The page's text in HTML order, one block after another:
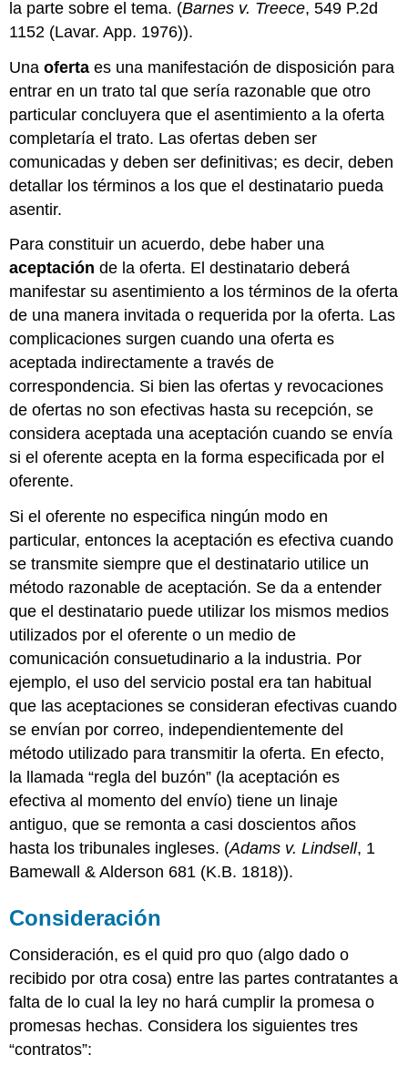
la parte sobre el tema. (Barnes v. Treece, 549 P.2d
1152 (Lavar. App. 1976)).
Unaoferta es una manifestación de disposición para
entrar en un trato tal que sería razonable que otro
particular concluyera que el asentimiento a la oferta
completaría el trato. Las ofertas deben ser
comunicadas y deben ser definitivas; es decir, deben
detallar los términos a los que el destinatario pueda
asentir.
Para constituir un acuerdo, debe haber una
aceptación de la oferta. El destinatario deberá
manifestar su asentimiento a los términos de la oferta
de una manera invitada o requerida por la oferta. Las
complicaciones surgen cuando una oferta es
aceptada indirectamente a través de
correspondencia. Si bien las ofertas y revocaciones
de ofertas no son efectivas hasta su recepción, se
considera aceptada una aceptación cuando se envía
si el oferente acepta en la forma especificada por el
oferente.
Si el oferente no especifica ningún modo en
particular, entonces la aceptación es efectiva cuando
se transmite siempre que el destinatario utilice un
método razonable de aceptación. Se da a entender
que el destinatario puede utilizar los mismos medios
utilizados por el oferente o un medio de
comunicación consuetudinario a la industria. Por
ejemplo, el uso del servicio postal era tan habitual
que las aceptaciones se consideran efectivas cuando
se envían por correo, independientemente del
método utilizado para transmitir la oferta. En efecto,
la llamada “regla del buzón” (la aceptación es
efectiva al momento del envío) tiene un linaje
antiguo, que se remonta a casi doscientos años
hasta los tribunales ingleses. (Adams v. Lindsell, 1
Bamewall & Alderson 681 (K.B. 1818)).
Consideración
Consideración, es el quid pro quo (algo dado o
recibido por otra cosa) entre las partes contratantes a
falta de lo cual la ley no hará cumplir la promesa o
promesas hechas. Considera los siguientes tres
“contratos”: